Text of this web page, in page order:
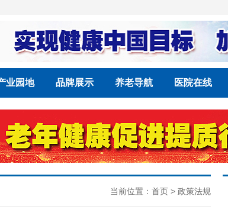
业园地 品牌展示 养老导航 医院在线
当前位置： 首页 > 政策法规